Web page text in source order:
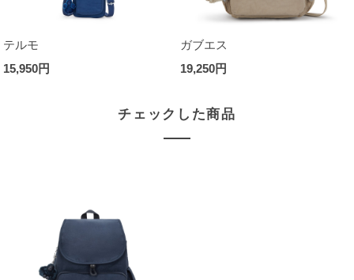
テルモ
15,950円
ガブエス
19,250円
チェックした商品